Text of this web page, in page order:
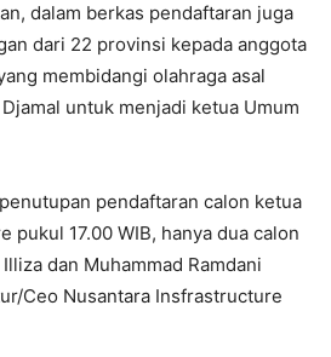
dalam berkas pendaftaran juga
dari 22 provinsi kepada anggota
membidangi olahraga asal
untuk menjadi ketua Umum
pendaftaran calon ketua
pukul 17.00 WIB, hanya dua calon
dan Muhammad Ramdani
Ceo Nusantara Insfrastructure